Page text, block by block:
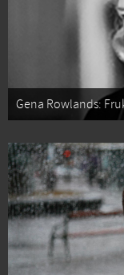
Gena Rowlands: